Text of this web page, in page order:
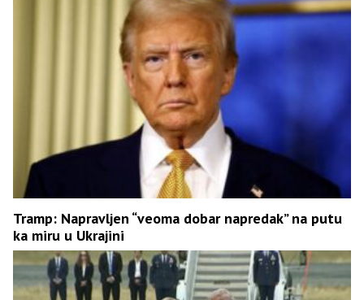
Tramp: Napravljen “veoma dobar napredak” na putu
ka miru u Ukrajini